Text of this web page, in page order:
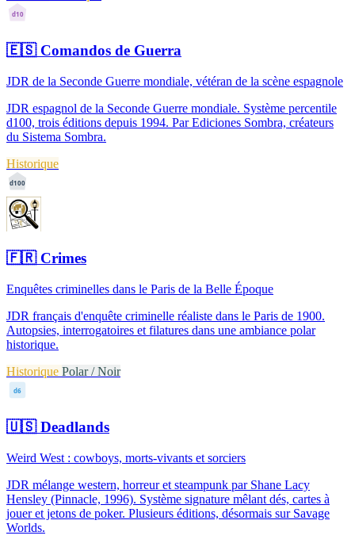
d10
🇪🇸Comandos de Guerra
JDR de la Seconde Guerre mondiale, vétéran de la scène espagnole
JDR espagnol de la Seconde Guerre mondiale. Système percentile
d100, trois éditions depuis 1994. Par Ediciones Sombra, créateurs
du Sistema Sombra.
Historique
d100
🇫🇷Crimes
Enquêtes criminelles dans le Paris de la Belle Époque
JDR français d'enquête criminelle réaliste dans le Paris de 1900.
Autopsies, interrogatoires et filatures dans une ambiance polar
historique.
Historique Polar / Noir
d6
🇺🇸Deadlands
Weird West : cowboys, morts-vivants et sorciers
JDR mélange western, horreur et steampunk par Shane Lacy
Hensley (Pinnacle, 1996). Système signature mêlant dés, cartes à
jouer et jetons de poker. Plusieurs éditions, désormais sur Savage
Worlds.